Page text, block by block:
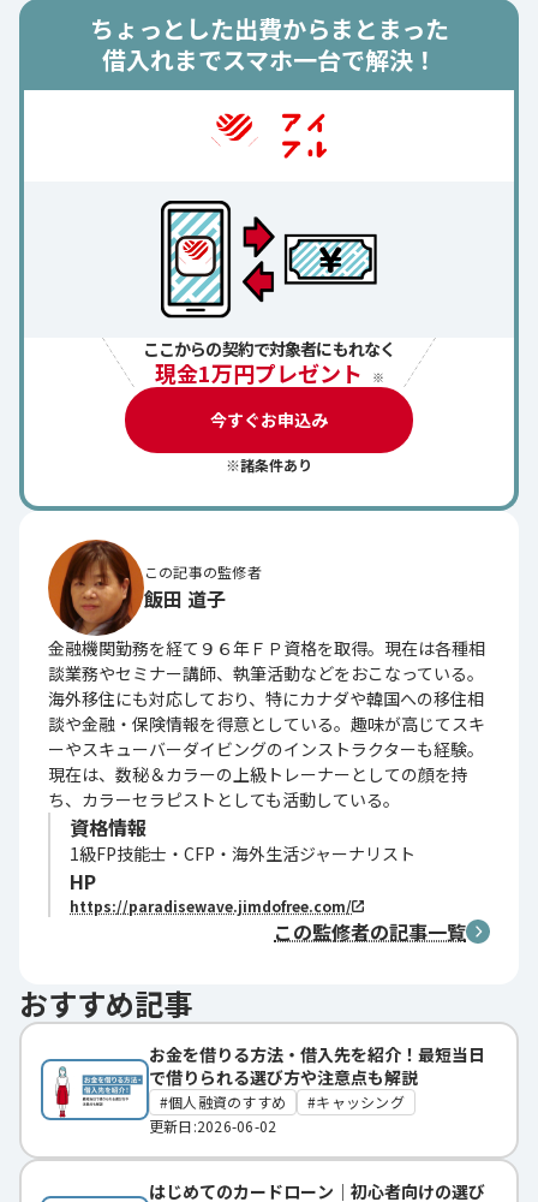
ちょっとした出費からまとまった
借入れまでスマホ一台で解決！
ここからの契約で対象者にもれなく
現金1万円プレゼント ※
今すぐお申込み
※諸条件あり
この記事の監修者
飯田 道子
金融機関勤務を経て９６年ＦＰ資格を取得。現在は各種相
談業務やセミナー講師、執筆活動などをおこなっている。
海外移住にも対応しており、特にカナダや韓国への移住相
談や金融・保険情報を得意としている。趣味が高じてスキ
ーやスキューバーダイビングのインストラクターも経験。
現在は、数秘＆カラーの上級トレーナーとしての顔を持
ち、カラーセラピストとしても活動している。
資格情報
1級FP技能士・CFP・海外生活ジャーナリスト
HP
https://paradisewave.jimdofree.com/
この監修者の記事一覧
おすすめ記事
お金を借りる方法・借入先を紹介！最短当日
で借りられる選び方や注意点も解説
個人融資のすすめ
キャッシング
更新日:2026-06-02
はじめてのカードローン｜初心者向けの選び